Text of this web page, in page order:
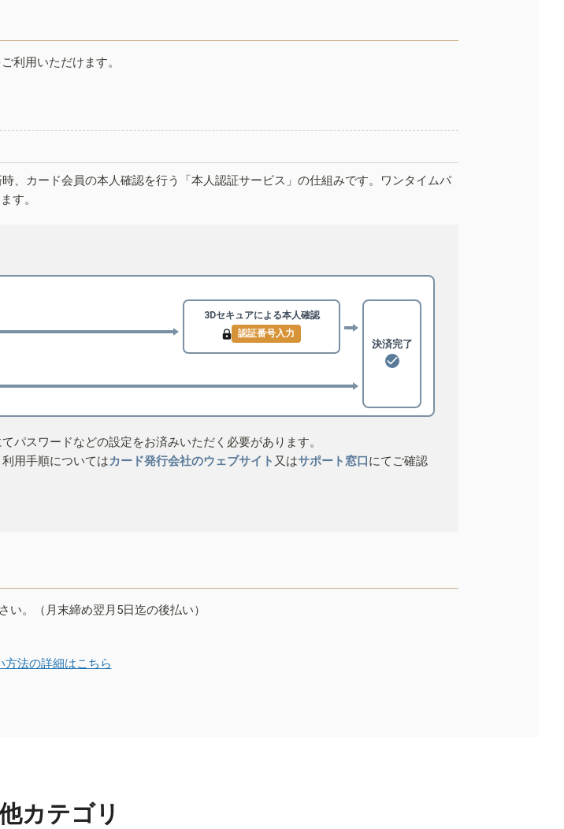
利用いただけます。
、カード会員の本人確認を行う「本人認証サービス」の仕組みです。ワンタイムパ
す。
3Dセキュアによる本人確認
認証番号入力
決済完了
パスワードなどの設定をお済みいただく必要があります。
用手順についてはカード発行会社のウェブサイト 又はサポート窓口にてご確認
。（月末締め翌月5日迄の後払い）
方法の詳細はこちら
カテゴリ